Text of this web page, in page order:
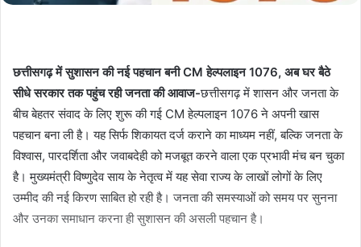
छत्तीसगढ़ में सुशासन की नई पहचान बनी CM हेल्पलाइन 1076, अब घर बैठे
सीधे सरकार तक पहुंच रही जनता की आवाज-छत्तीसगढ़ में शासन और जनता के
बीच बेहतर संवाद के लिए शुरू की गई CM हेल्पलाइन 1076 ने अपनी खास
पहचान बना ली है। यह सिर्फ शिकायत दर्ज कराने का माध्यम नहीं, बल्कि जनता के
विश्वास, पारदर्शिता और जवाबदेही को मजबूत करने वाला एक प्रभावी मंच बन चुका
है। मुख्यमंत्री विष्णुदेव साय के नेतृत्व में यह सेवा राज्य के लाखों लोगों के लिए
उम्मीद की नई किरण साबित हो रही है। जनता की समस्याओं को समय पर सुनना
और उनका समाधान करना ही सुशासन की असली पहचान है।